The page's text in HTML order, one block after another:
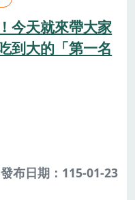
今天就來帶大家
到大的「第一名
發布日期：115-01-23